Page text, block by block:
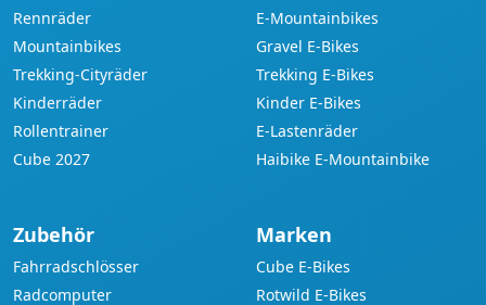
Rennräder
Mountainbikes
Trekking-Cityräder
Kinderräder
Rollentrainer
Cube 2027
E-Mountainbikes
Gravel E-Bikes
Trekking E-Bikes
Kinder E-Bikes
E-Lastenräder
Haibike E-Mountainbike
Zubehör
Fahrradschlösser
Radcomputer
Marken
Cube E-Bikes
Rotwild E-Bikes